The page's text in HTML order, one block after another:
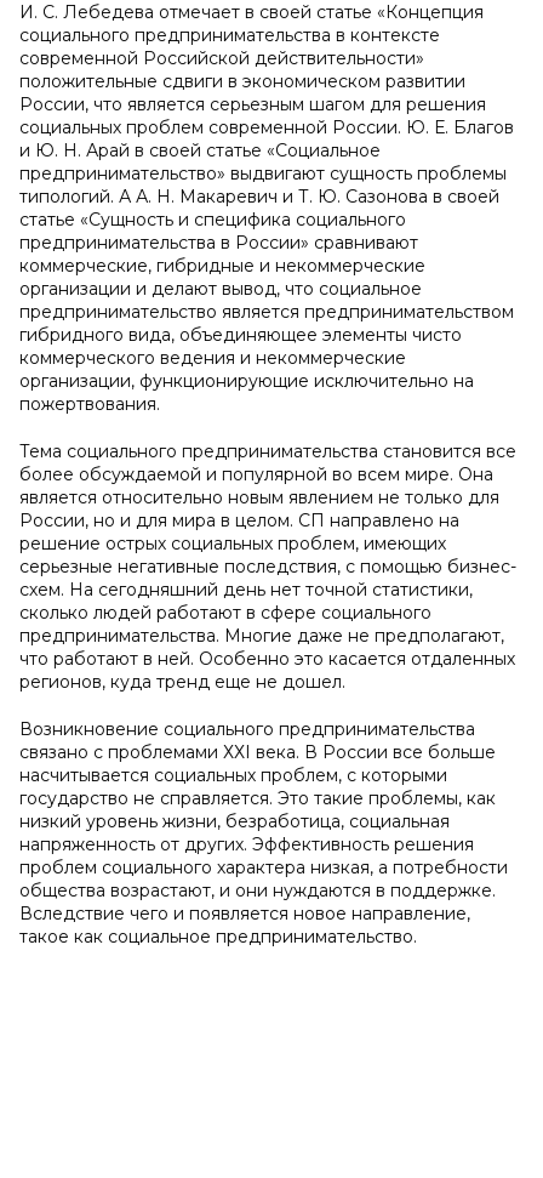
И. С. Лебедева отмечает в своей статье «Концепция
социального предпринимательства в контексте
современной Российской действительности»
положительные сдвиги в экономическом развитии
России, что является серьезным шагом для решения
социальных проблем современной России. Ю. Е. Благов
и Ю. Н. Арай в своей статье «Социальное
предпринимательство» выдвигают сущность проблемы
типологий. А А. Н. Макаревич и Т. Ю. Сазонова в своей
статье «Сущность и специфика социального
предпринимательства в России» сравнивают
коммерческие, гибридные и некоммерческие
организации и делают вывод, что социальное
предпринимательство является предпринимательством
гибридного вида, объединяющее элементы чисто
коммерческого ведения и некоммерческие
организации, функционирующие исключительно на
пожертвования.
Тема социального предпринимательства становится все
более обсуждаемой и популярной во всем мире. Она
является относительно новым явлением не только для
России, но и для мира в целом. СП направлено на
решение острых социальных проблем, имеющих
серьезные негативные последствия, с помощью бизнес-
схем. На сегодняшний день нет точной статистики,
сколько людей работают в сфере социального
предпринимательства. Многие даже не предполагают,
что работают в ней. Особенно это касается отдаленных
регионов, куда тренд еще не дошел.
Возникновение социального предпринимательства
связано с проблемами ХХI века. В России все больше
насчитывается социальных проблем, с которыми
государство не справляется. Это такие проблемы, как
низкий уровень жизни, безработица, социальная
напряженность от других. Эффективность решения
проблем социального характера низкая, а потребности
общества возрастают, и они нуждаются в поддержке.
Вследствие чего и появляется новое направление,
такое как социальное предпринимательство.